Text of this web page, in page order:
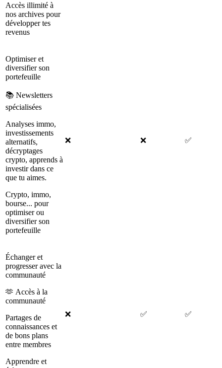
Accès illimité à
nos archives pour
développer tes
revenus
Optimiser et
diversifier son
portefeuille
📚 Newsletters
spécialisées
Analyses immo,
investissements
alternatifs,
décryptages
crypto, apprends à
investir dans ce
que tu aimes.
Crypto, immo,
bourse... pour
optimiser ou
diversifier son
portefeuille
❌ ❌ ✅
Échanger et
progresser avec la
communauté
🫶 Accès à la
communauté
Partages de
connaissances et
de bons plans
entre membres
Apprendre et
❌ ✅ ✅